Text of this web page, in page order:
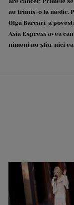
au trimis-o la medic.
Olga Barcari, a
Asia Express avea
nimeni nu știa, nici